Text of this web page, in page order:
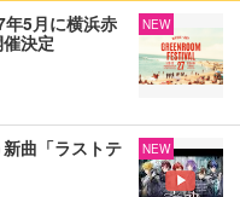
年5月に横浜赤
決定
NEW
曲「ラストテ
NEW